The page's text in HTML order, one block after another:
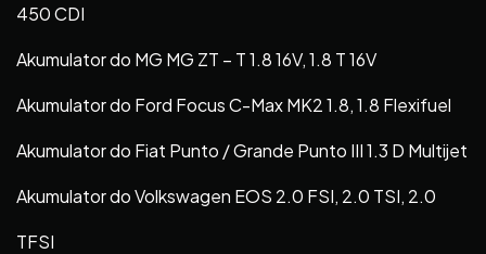
450 CDI
Akumulator do MG MG ZT – T 1.8 16V, 1.8 T 16V
Akumulator do Ford Focus C-Max MK2 1.8, 1.8 Flexifuel
Akumulator do Fiat Punto / Grande Punto III 1.3 D Multijet
Akumulator do Volkswagen EOS 2.0 FSI, 2.0 TSI, 2.0
TFSI